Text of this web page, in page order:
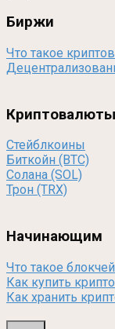
Биржи
Что такое
Криптовалюты
Стейблкоины
Биткойн (BTC)
Солана (SOL)
Трон (TRX)
Начинающим
Что такое
Как купить
Как хранить